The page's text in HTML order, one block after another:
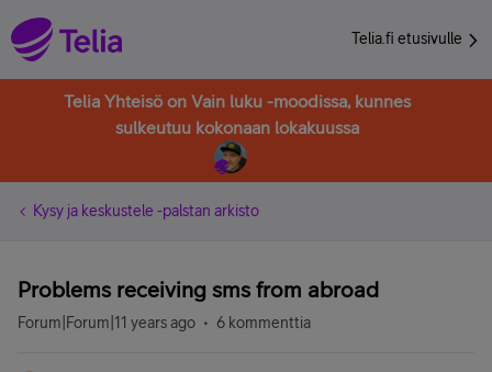
Telia.fi etusivulle
Telia Yhteisö on Vain luku -moodissa, kunnes
sulkeutuu kokonaan lokakuussa
Kysy ja keskustele -palstan arkisto
Problems receiving sms from abroad
Forum|Forum|11 years ago 6 kommenttia